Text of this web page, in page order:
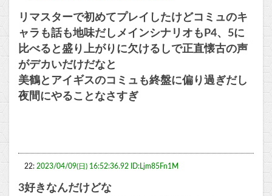
リマスターで初めてプレイしたけどコミュのキ
ャラも話も地味だしメインシナリオもP4、5に
比べると盛り上がりに欠けるしで正直懐古の声
がデカいだけだなと
美鶴とアイギスのコミュも終盤に偏り過ぎだし
夜間にやることなさすぎ
22: 2023/04/09(日) 16:52:36.92 ID:Ljm85Fn1M
3好きなんだけどな